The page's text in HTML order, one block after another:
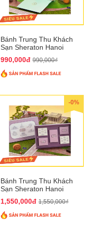
Bánh Trung Thu Khách
Sạn Sheraton Hanoi
990,000đ 990,000₫
-0%
Bánh Trung Thu Khách
Sạn Sheraton Hanoi
1,550,000đ 1,550,000₫